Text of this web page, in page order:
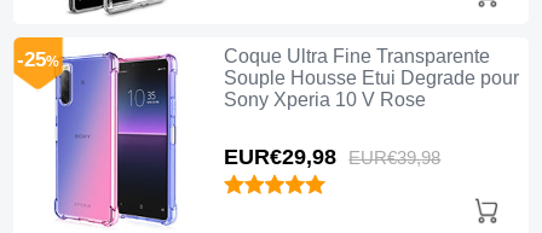
Coque Ultra Fine Transparente
Souple Housse Etui Degrade pour
Sony Xperia 10 V Rose
EUR€29,98 EUR€39,98
-25%